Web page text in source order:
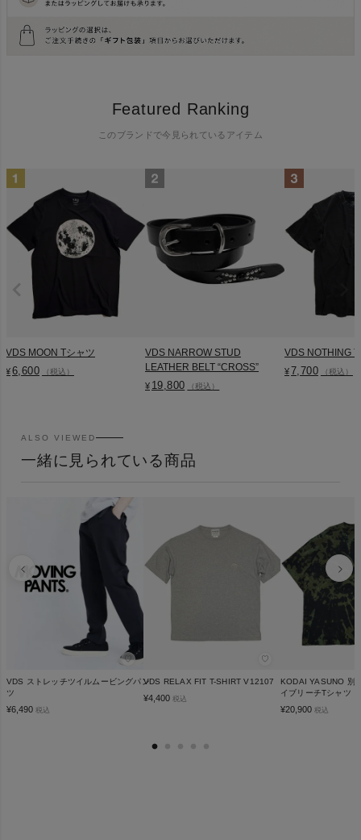
Featured Ranking
このブランドで今見られているアイテム
VDS MOON Tシャツ
¥6,600 （税込）
VDS NARROW STUD
LEATHER BELT “CROSS”
¥ 19,800 （税込）
VDS NOTHING
¥7,700 （税込）
ALSO VIEWED
一緒に見られている商品
♡
VDS ストレッチツイルムービングパン
ツ
¥6,490 税込
♡
VDS RELAX FIT T-SHIRT V12107
¥4,400 税込
KODAI YASUNO 別
イブリーチTシャツ
¥20,900 税込